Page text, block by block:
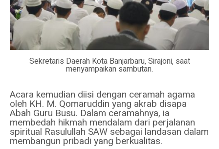
Sekretaris Daerah Kota Banjarbaru, Sirajoni, saat
menyampaikan sambutan.
Acara kemudian diisi dengan ceramah agama
oleh KH. M. Qomaruddin yang akrab disapa
Abah Guru Busu. Dalam ceramahnya, ia
membedah hikmah mendalam dari perjalanan
spiritual Rasulullah SAW sebagai landasan dalam
membangun pribadi yang berkualitas.